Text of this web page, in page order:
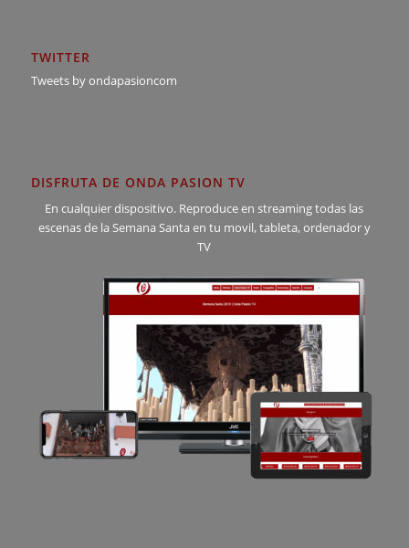
TWITTER
Tweets by ondapasioncom
DISFRUTA DE ONDA PASION TV
En cualquier dispositivo. Reproduce en streaming todas las
escenas de la Semana Santa en tu movil, tableta, ordenador y
TV